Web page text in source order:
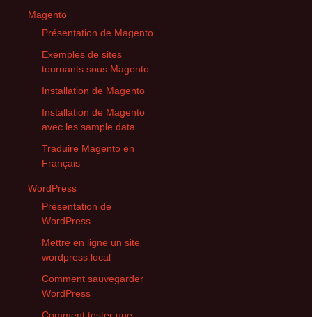
Magento
Présentation de Magento
Exemples de sites
tournants sous Magento
Installation de Magento
Installation de Magento
avec les sample data
Traduire Magento en
Français
WordPress
Présentation de
WordPress
Mettre en ligne un site
wordpress local
Comment sauvegarder
WordPress